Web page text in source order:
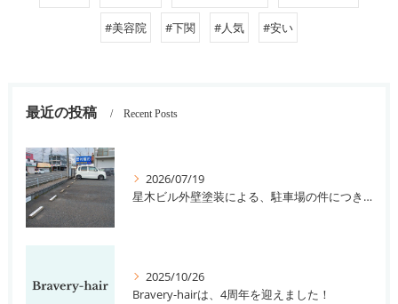
#美容院 #下関 #人気 #安い
最近の投稿 Recent Posts
2026/07/19
星木ビル外壁塗装による、駐車場の件につきまして。
2025/10/26
Bravery-hairは、4周年を迎えました！